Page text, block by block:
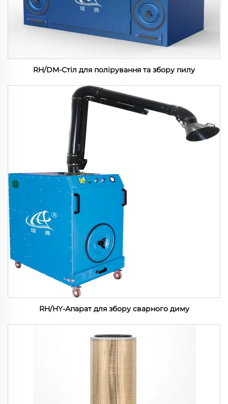
RH/DM-Стіл для полірування та збору пилу
RH/HY-Апарат для збору сварного диму